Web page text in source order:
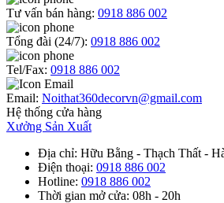
Tư vấn bán hàng: 0918 886 002
Tổng đài (24/7): 0918 886 002
Tel/Fax: 0918 886 002
Email: Noithat360decorvn@gmail.com
Hệ thống cửa hàng
Xưởng Sản Xuất
Địa chỉ: Hữu Bằng - Thạch Thất -
Điện thoại: 0918 886 002
Hotline: 0918 886 002
Thời gian mở cửa: 08h - 20h